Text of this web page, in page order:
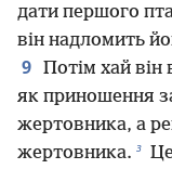
дати першого
він надломить
9 Потім хай він
як приношення
жертовника, а
жертовника. з